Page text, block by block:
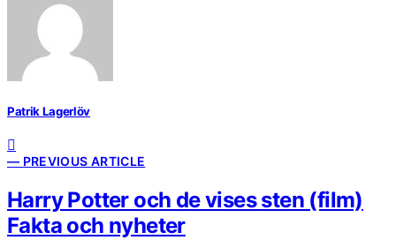
Patrik Lagerlöv
— PREVIOUS ARTICLE
Harry Potter och de vises sten (film)
Fakta och nyheter